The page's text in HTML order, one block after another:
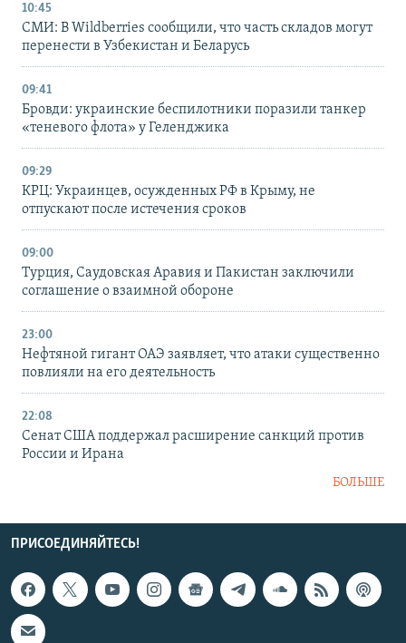
10:45
СМИ: В Wildberries сообщили, что часть складов могут
перенести в Узбекистан и Беларусь
09:41
Бровди: украинские беспилотники поразили танкер
«теневого флота» у Геленджика
09:29
КРЦ: Украинцев, осужденных РФ в Крыму, не
отпускают после истечения сроков
09:00
Турция, Саудовская Аравия и Пакистан заключили
соглашение о взаимной обороне
23:00
Нефтяной гигант ОАЭ заявляет, что атаки существенно
повлияли на его деятельность
22:08
Сенат США поддержал расширение санкций против
России и Ирана
БОЛЬШЕ
ПРИСОЕДИНЯЙТЕСЬ!